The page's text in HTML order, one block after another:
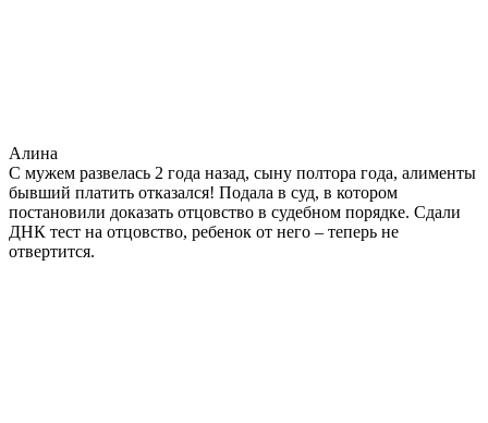
Алина
С мужем развелась 2 года назад, сыну полтора года, алименты
бывший платить отказался! Подала в суд, в котором
постановили доказать отцовство в судебном порядке. Сдали
ДНК тест на отцовство, ребенок от него – теперь не
отвертится.